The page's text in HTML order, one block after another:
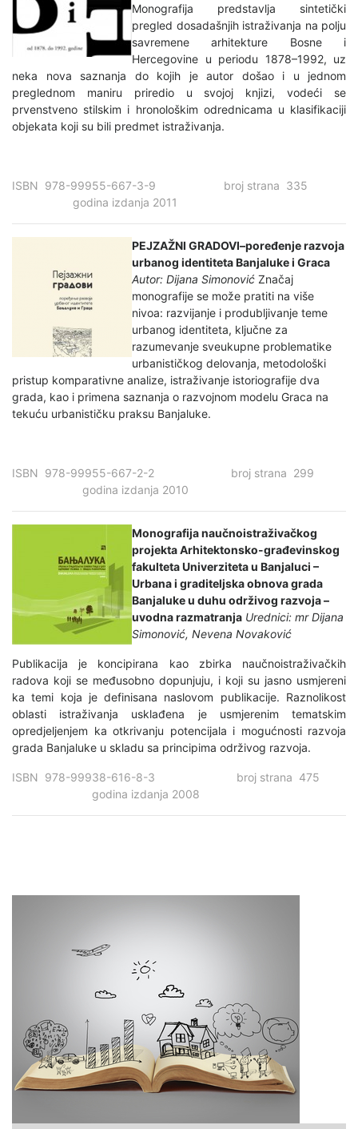
Monografija predstavlja sintetički
pregled dosadašnjih istraživanja na polju
savremene arhitekture Bosne i
Hercegovine u periodu 1878–1992, uz
neka nova saznanja do kojih je autor došao i u jednom
preglednom maniru priredio u svojoj knjizi, vodeći se
prvenstveno stilskim i hronološkim odrednicama u klasifikaciji
objekata koji su bili predmet istraživanja.
ISBN 978-99955-667-3-9 broj strana 335
godina izdanja 2011
PEJZAŽNI GRADOVI–poređenje razvoja
urbanog identiteta Banjaluke i Graca
Autor: Dijana Simonović Značaj
monografije se može pratiti na više
nivoa: razvijanje i produbljivanje teme
urbanog identiteta, ključne za
razumevanje sveukupne problematike
urbanističkog delovanja, metodološki
pristup komparativne analize, istraživanje istoriografije dva
grada, kao i primena saznanja o razvojnom modelu Graca na
tekuću urbanističku praksu Banjaluke.
ISBN 978-99955-667-2-2 broj strana 299
godina izdanja 2010
Monografija naučnoistraživačkog
projekta Arhitektonsko-građevinskog
fakulteta Univerziteta u Banjaluci –
Urbana i graditeljska obnova grada
Banjaluke u duhu održivog razvoja –
uvodna razmatranja Urednici: mr Dijana
Simonović, Nevena Novaković
Publikacija je koncipirana kao zbirka naučnoistraživačkih
radova koji se međusobno dopunjuju, i koji su jasno usmjereni
ka temi koja je definisana naslovom publikacije. Raznolikost
oblasti istraživanja usklađena je usmjerenim tematskim
opredjeljenjem ka otkrivanju potencijala i mogućnosti razvoja
grada Banjaluke u skladu sa principima održivog razvoja.
ISBN 978-99938-616-8-3 broj strana 475
godina izdanja 2008